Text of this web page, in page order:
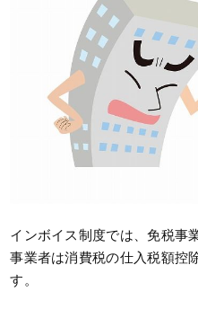
インボイス制度では、免税事
事業者は消費税の仕入税額控
す。